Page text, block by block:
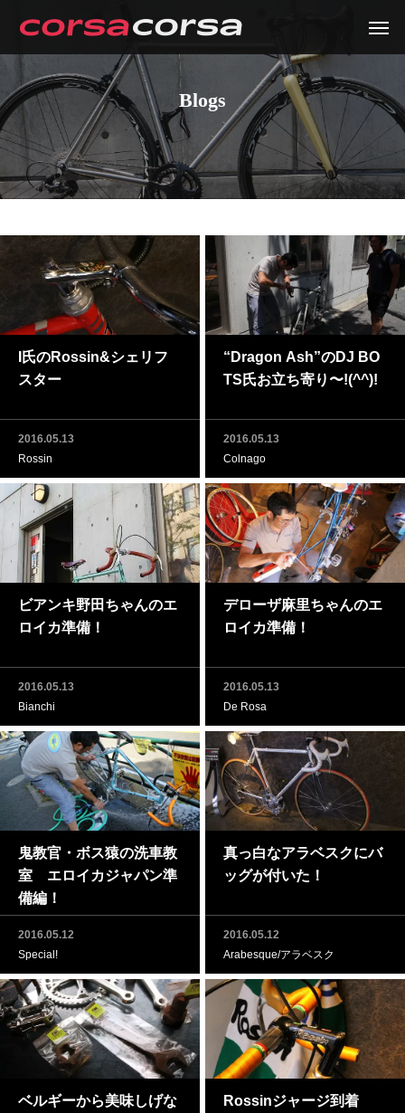
Blogs
I氏のRossin&シェリフ
スター
2016.05.13
Rossin
“Dragon Ash”のDJ BO
TS氏お立ち寄り〜!(^^)!
2016.05.13
Colnago
ビアンキ野田ちゃんのエ
ロイカ準備！
2016.05.13
Bianchi
デローザ麻里ちゃんのエ
ロイカ準備！
2016.05.13
De Rosa
鬼教官・ボス猿の洗車教
室 エロイカジャパン準
備編！
2016.05.12
Special!
真っ白なアラベスクにバ
ッグが付いた！
2016.05.12
Arabesque/アラベスク
ベルギーから美味しげな
Rossinジャージ到着